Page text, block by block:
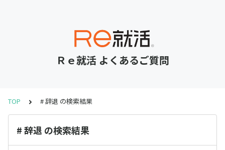
Ｒｅ就活 よくあるご質問
TOP # 辞退 の検索結果
# 辞退 の検索結果